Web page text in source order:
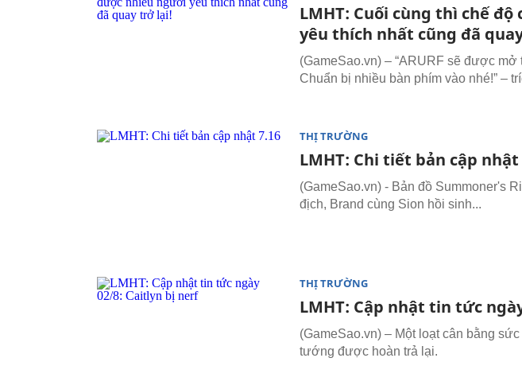
LMHT: Cuối cùng thì chế
yêu thích nhất cũng đã
(GameSao.vn) – “ARURF sẽ được
Chuẩn bị nhiều bàn phím vào nhé!” –
THỊ TRƯỜNG
LMHT: Chi tiết bản cập nhật
(GameSao.vn) - Bản đồ Summoner's
địch, Brand cùng Sion hồi sinh...
THỊ TRƯỜNG
LMHT: Cập nhật tin tức
(GameSao.vn) – Một loạt cân bằng
tướng được hoàn trả lại.